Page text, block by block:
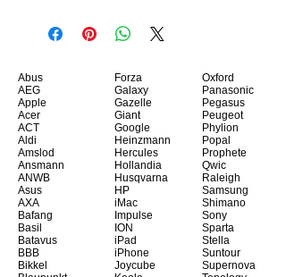
Abus
AEG
Apple
Acer
ACT
Aldi
Amslod
Ansmann
ANWB
Asus
AXA
Bafang
Basil
Batavus
BBB
Bikkel
Forza
Galaxy
Gazelle
Giant
Google
Heinzmann
Hercules
Hollandia
Husqvarna
HP
iMac
Impulse
ION
iPad
iPhone
Joycube
Oxford
Panasonic
Pegasus
Peugeot
Phylion
Popal
Prophete
Qwic
Raleigh
Samsung
Shimano
Sony
Sparta
Stella
Suntour
Supernova